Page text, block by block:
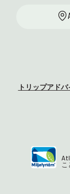
トリップアド